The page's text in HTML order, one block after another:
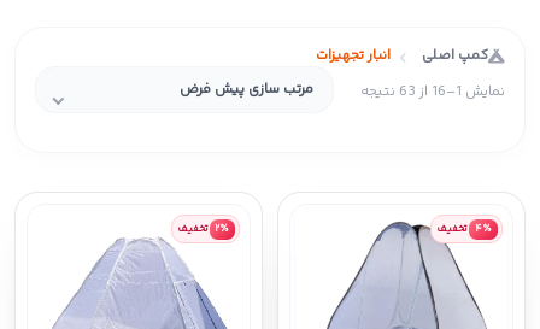
کمپ اصلی
انبار تجهیزات
نمایش 1–16 از 63 نتیجه
۴٪ تخفیف ۲٪ تخفیف